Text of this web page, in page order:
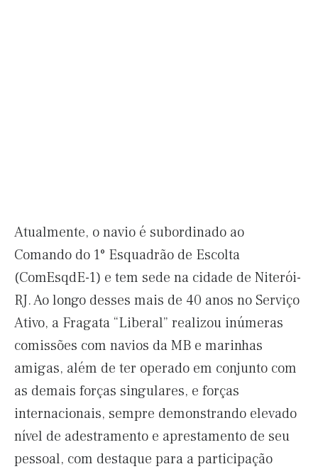
Atualmente, o navio é subordinado ao
Comando do 1° Esquadrão de Escolta
(ComEsqdE-1) e tem sede na cidade de Niterói-
RJ. Ao longo desses mais de 40 anos no Serviço
Ativo, a Fragata “Liberal” realizou inúmeras
comissões com navios da MB e marinhas
amigas, além de ter operado em conjunto com
as demais forças singulares, e forças
internacionais, sempre demonstrando elevado
nível de adestramento e aprestamento de seu
pessoal, com destaque para a participação